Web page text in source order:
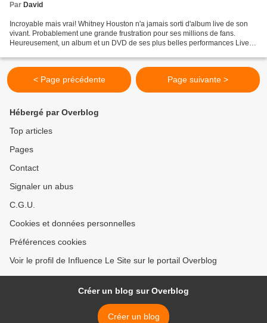
Par David
Incroyable mais vrai! Whitney Houston n'a jamais sorti d'album live de son
vivant. Probablement une grande frustration pour ses millions de fans.
Heureusement, un album et un DVD de ses plus belles performances Live
< Page précédente Page suivante >
Hébergé par Overblog
Top articles
Pages
Contact
Signaler un abus
C.G.U.
Cookies et données personnelles
Préférences cookies
Voir le profil de Influence Le Site sur le portail Overblog
Créer un blog sur Overblog
Créer un blog